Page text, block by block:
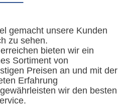
gemacht unsere Kunden
zu sehen.
bieten wir ein
Sortiment von
Preisen an und mit der
Erfahrung
wir den besten